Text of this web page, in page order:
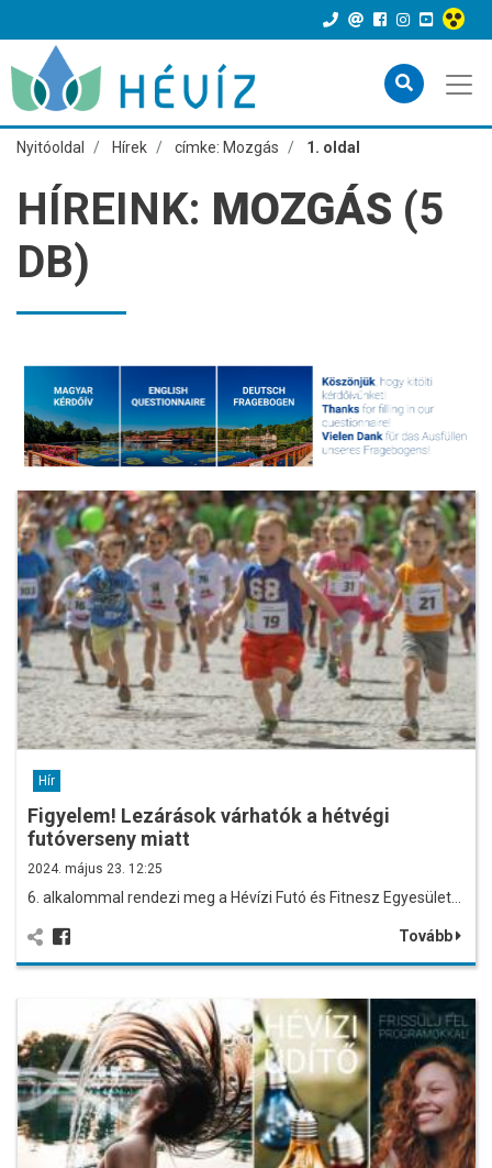
Nyitóoldal Hírek címke: Mozgás 1. oldal
HÍREINK: MOZGÁS (5
DB)
Hír
Figyelem! Lezárások várhatók a hétvégi
futóverseny miatt
2024. május 23. 12:25
6. alkalommal rendezi meg a Hévízi Futó és Fitnesz Egyesület…
Tovább